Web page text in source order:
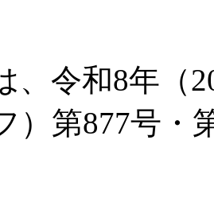
、令和8年（
）第877号・